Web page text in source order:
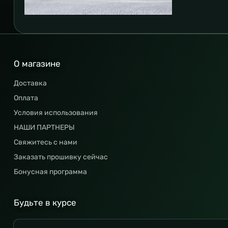
О магазине
Доставка
Оплата
Условия использования
НАШИ ПАРТНЕРЫ
Свяжитесь с нами
Заказать прошивку сейчас
Бонусная программа
Будьте в курсе